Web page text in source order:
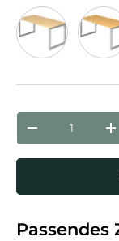
Grau/Silber
Anzahl
Menge
Passendes